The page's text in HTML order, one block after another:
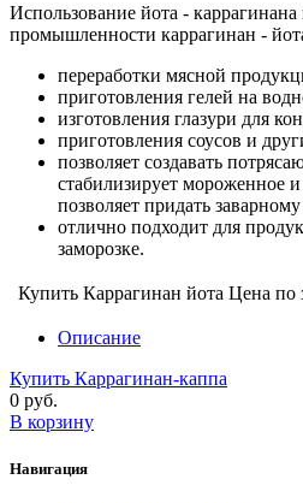
Использование йота -
промышленности каррагинан -
переработки мясной
приготовления гелей на
изготовления глазури для
приготовления соусов и
позволяет создавать
стабилизирует мороженное
позволяет придать
отлично подходит для
заморозке.
Купить Каррагинан йота Цена по
Описание
Купить Каррагинан-каппа
0 руб.
В корзину
Навигация